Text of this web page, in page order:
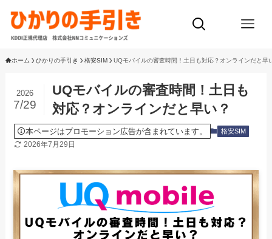
ホーム ひかりの手引き 格安SIM UQモバイルの審査時間！土日も対応？オンラインだと早
UQモバイルの審査時間！土日も
対応？オンラインだと早い？
2026
7/29
本ページはプロモーション広告が含まれています。 格安SIM
2026年7月29日